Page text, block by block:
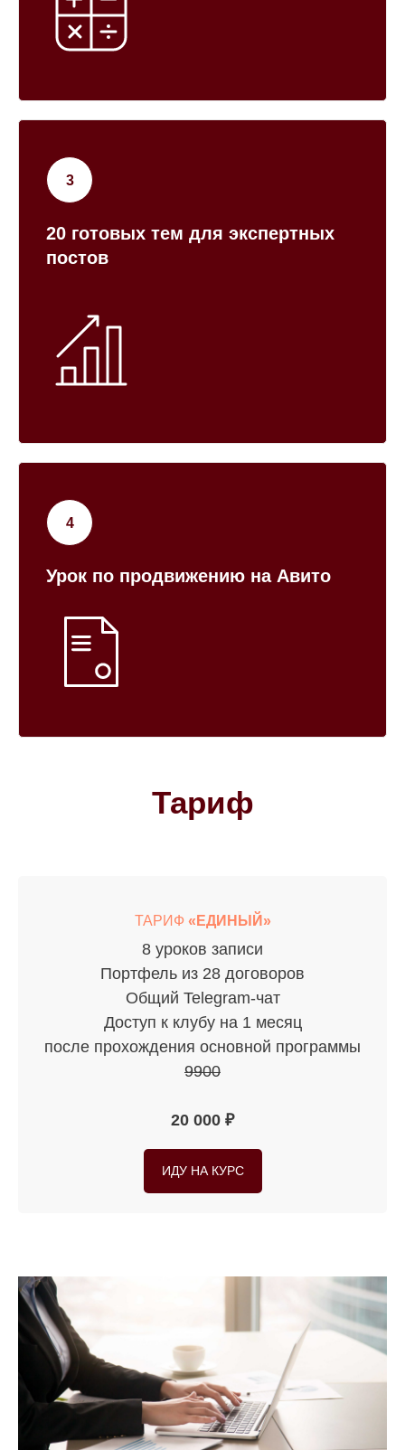
20 готовых тем для экспертных
постов
Урок по продвижению на Авито
Тариф
ТАРИФ «ЕДИНЫЙ»
8 уроков записи
Портфель из 28 договоров
Общий Telegram-чат
Доступ к клубу на 1 месяц
после прохождения основной программы
9900
20 000 ₽
ИДУ НА КУРС